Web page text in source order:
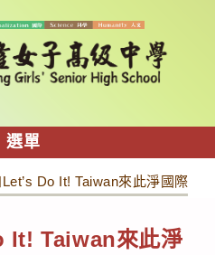
選單
Do It! Taiwan來此淨國際志
It! Taiwan來此淨